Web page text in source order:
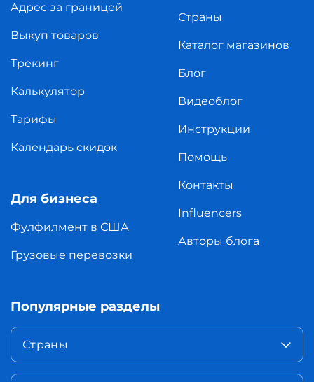
Адрес за границей
Выкуп товаров
Трекинг
Калькулятор
Тарифы
Календарь скидок
Для бизнеса
Фулфилмент в США
Грузовые перевозки
Страны
Каталог магазинов
Блог
Видеоблог
Инструкции
Помощь
Контакты
Influencers
Авторы блога
Популярные разделы
Страны